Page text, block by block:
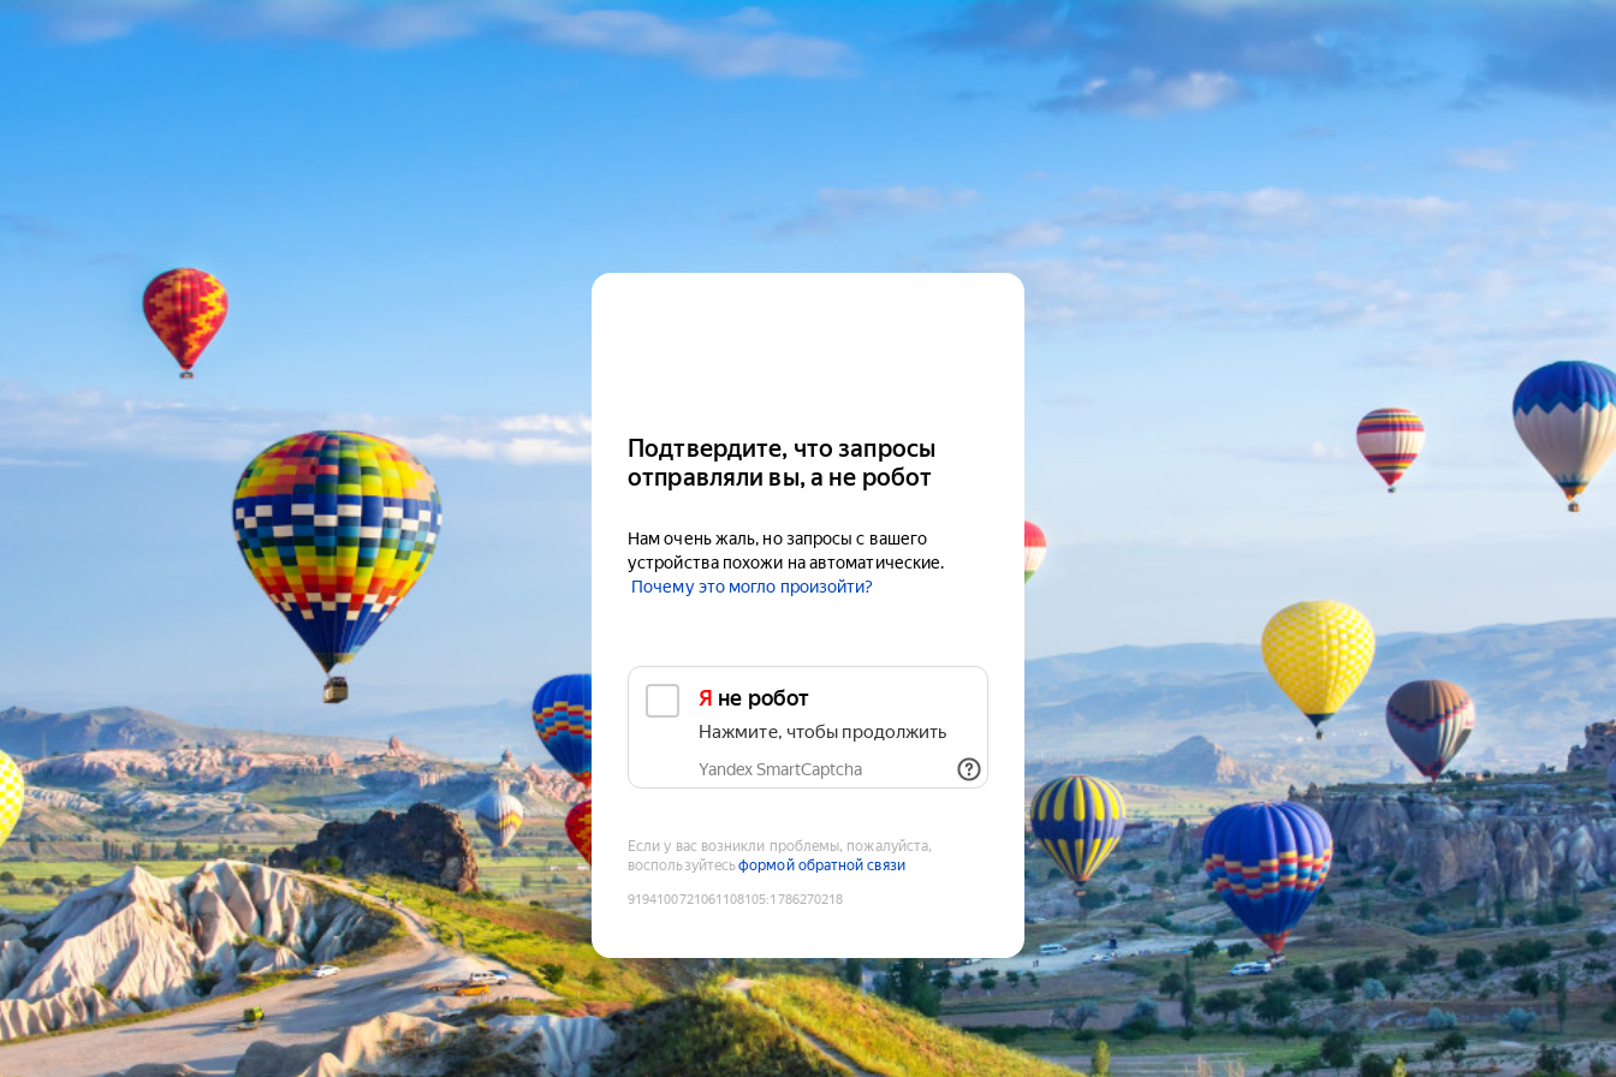
Подтвердите, что запросы
отправляли вы, а не робот
Нам очень жаль, но запросы с вашего
устройства похожи на автоматические.
Почему это могло произойти?
Я не робот
Нажмите, чтобы продолжить
Yandex SmartCaptcha
Если у вас возникли проблемы, пожалуйста,
воспользуйтесьформой обратной связи
9194100721061108105:1786270218